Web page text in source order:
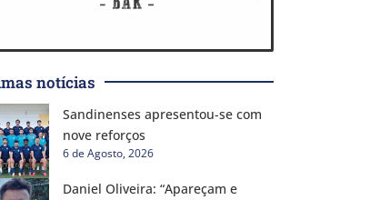
notícias
Sandinenses apresentou-se com
nove reforços
6 de Agosto, 2026
Daniel Oliveira: “Apareçam e